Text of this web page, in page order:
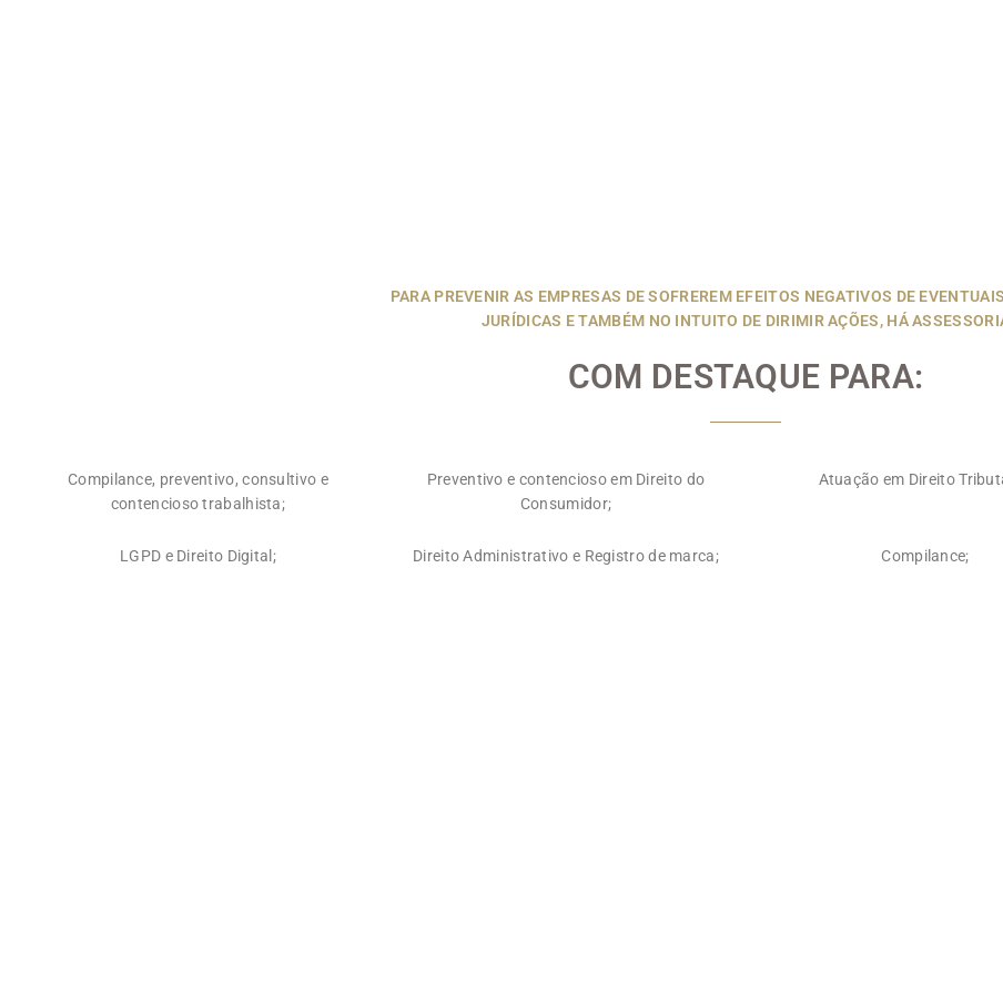
PARA PREVENIR AS EMPRESAS DE SOFREREM EFEITOS NEGATIVOS DE
JURÍDICAS E TAMBÉM NO INTUITO DE DIRIMIR AÇÕES, HÁ
COM DESTAQUE PARA:
Compilance, preventivo, consultivo e
contencioso trabalhista;
Preventivo e contencioso em Direito do
Consumidor;
Atuação em Direito
LGPD e Direito Digital; Direito Administrativo e Registro de marca; Compilance;